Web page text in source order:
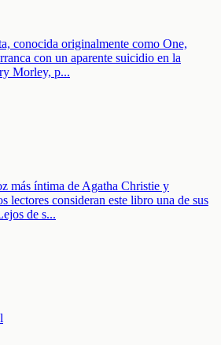
conocida originalmente como One,
con un aparente suicidio en la
Morley, p...
más íntima de Agatha Christie y
lectores consideran este libro una de sus
de s...